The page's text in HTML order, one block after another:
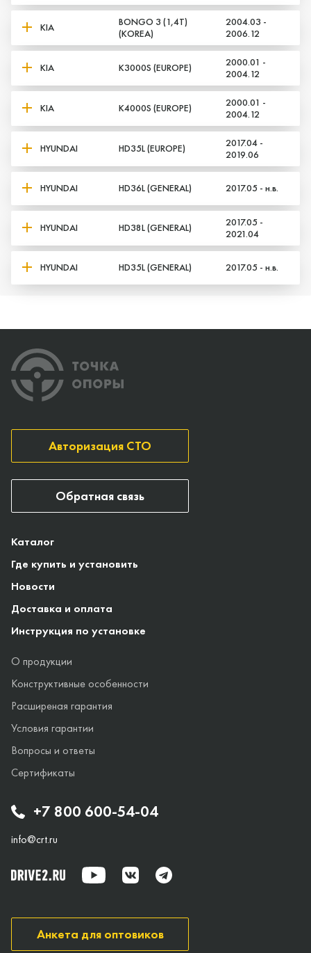
KIA
BONGO 3 (1,4T)
(KOREA)
2004.03 -
2006.12
KIA K3000S (EUROPE)
2000.01 -
2004.12
KIA K4000S (EUROPE)
2000.01 -
2004.12
HYUNDAI HD35L (EUROPE)
2017.04 -
2019.06
HYUNDAI HD36L (GENERAL) 2017.05 - н.в.
HYUNDAI HD38L (GENERAL)
2017.05 -
2021.04
HYUNDAI HD35L (GENERAL) 2017.05 - н.в.
+7 800 600-54-04
info@crt.ru
Каталог
Где купить и установить
Новости
Доставка и оплата
Инструкция по установке
О продукции
Конструктивные особенности
Расширеная гарантия
Условия гарантии
Вопросы и ответы
Сертификаты
Авторизация СТО
Анкета для оптовиков
Обратная связь